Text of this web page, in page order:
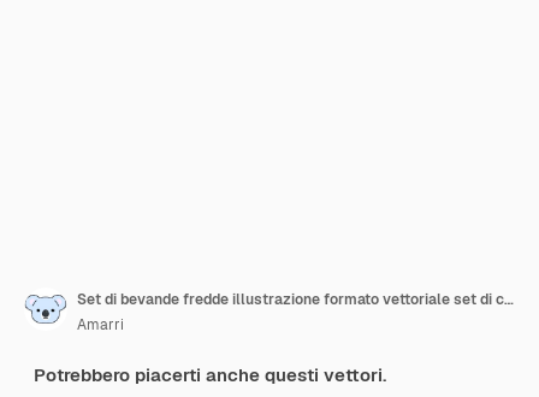
Set di bevande fredde illustrazione formato vettoriale set di cocktail con ghiaccio succo di frutta liquore soda limonata
Amarri
Potrebbero piacerti anche questi vettori.